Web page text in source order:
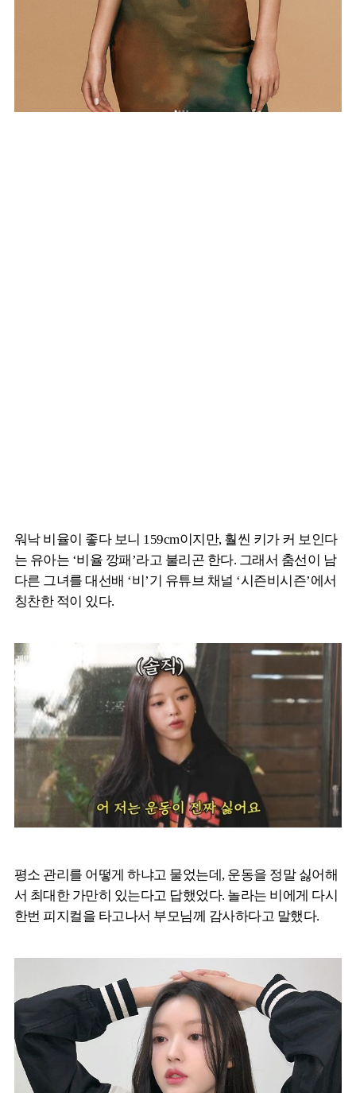
워낙 비율이 좋다 보니 159cm이지만, 훨씬 키가 커 보인다
는 유아는 ‘비율 깡패’라고 불리곤 한다. 그래서 춤선이 남
다른 그녀를 대선배 ‘비’기 유튜브 채널 ‘시즌비시즌’에서
칭찬한 적이 있다.
평소 관리를 어떻게 하냐고 물었는데, 운동을 정말 싫어해
서 최대한 가만히 있는다고 답했었다. 놀라는 비에게 다시
한번 피지컬을 타고나서 부모님께 감사하다고 말했다.